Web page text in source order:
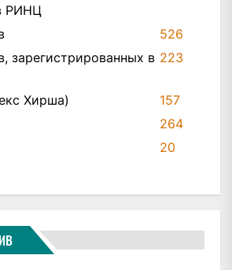
РИНЦ
526
зарегистрированных в 223
Хирша)
157
264
20